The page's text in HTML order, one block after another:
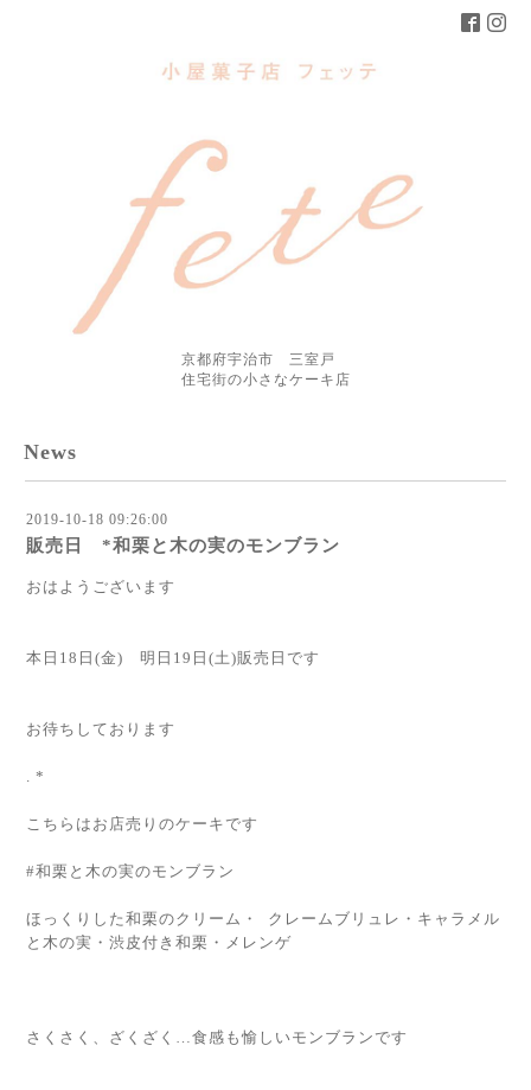
京都府宇治市 三室戸
住宅街の小さなケーキ店
News
2019-10-18 09:26:00
販売日 *和栗と木の実のモンブラン
おはようございます
本日18日(金) 明日19日(土)販売日です
お待ちしております
. *
こちらはお店売りのケーキです
#和栗と木の実のモンブラン
ほっくりした和栗のクリーム・ クレームブリュレ・キャラメル
と木の実・渋皮付き和栗・メレンゲ
さくさく、ざくざく…食感も愉しいモンブランです